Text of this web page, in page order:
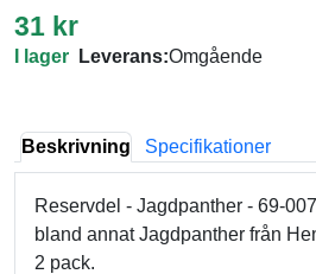
31 kr
I lager Leverans:Omgående
Beskrivning Specifikationer
Reservdel - Jagdpanther - 69-
bland annat Jagdpanther från
2 pack.